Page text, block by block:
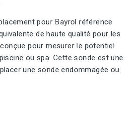
pour Bayrol référence
de haute qualité pour les
pour mesurer le potentiel
ou spa. Cette sonde est une
une sonde endommagée ou